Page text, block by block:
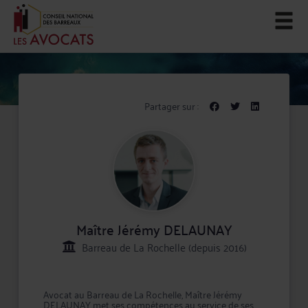
Partager sur :
Maître Jérémy DELAUNAY
Barreau de La Rochelle (depuis 2016)
Avocat au Barreau de La Rochelle, Maître Jérémy
DELAUNAY met ses compétences au service de ses